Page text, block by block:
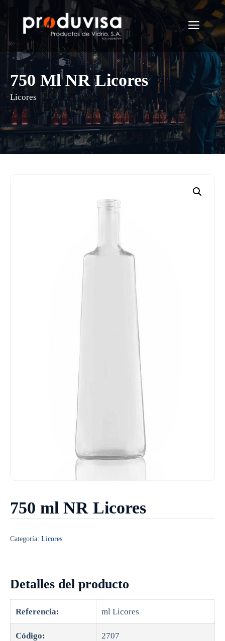
contenido
Menú
750 Ml NR Licores
Licores
750 ml NR Licores
Categoría: Licores
Detalles del producto
Referencia: ml Licores
Código: 2707